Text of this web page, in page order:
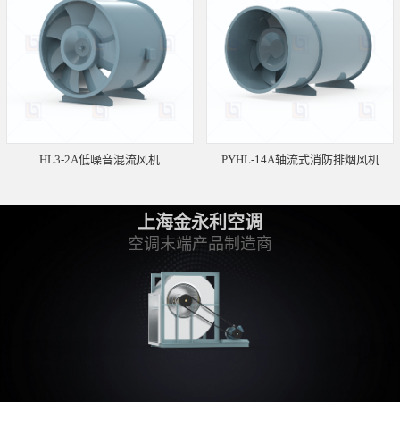
HL3-2A低噪音混流风机 PYHL-14A轴流式消防排烟风机
上海金永利空调
空调末端产品制造商